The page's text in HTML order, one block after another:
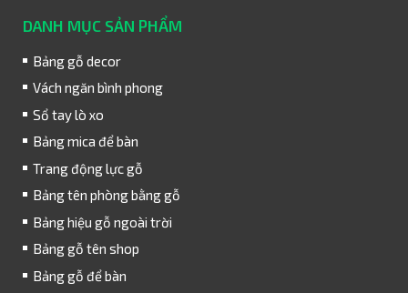
DANH MỤC SẢN PHẨM
Bảng gỗ decor
Vách ngăn bình phong
Sổ tay lò xo
Bảng mica để bàn
Trang động lực gỗ
Bảng tên phòng bằng gỗ
Bảng hiệu gỗ ngoài trời
Bảng gỗ tên shop
Bảng gỗ để bàn